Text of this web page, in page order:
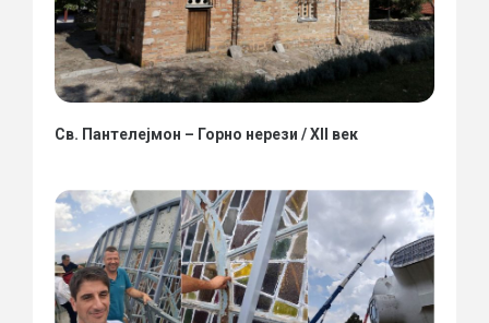
Св. Пантелејмон – Горно нерези / XII век